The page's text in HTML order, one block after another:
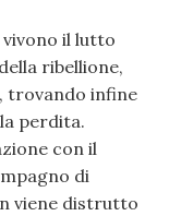
il lutto
ribellione,
trovando infine
perdita.
con il
di
viene distrutto